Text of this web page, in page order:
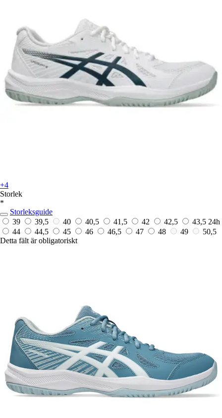
+4
Storlek
*
Storleksguide
39
39,5 40 40,5 41,5 42 42,5 43,5 24h
44
44,5 45 46 46,5 47 48 49
50,5
Detta fält är obligatoriskt